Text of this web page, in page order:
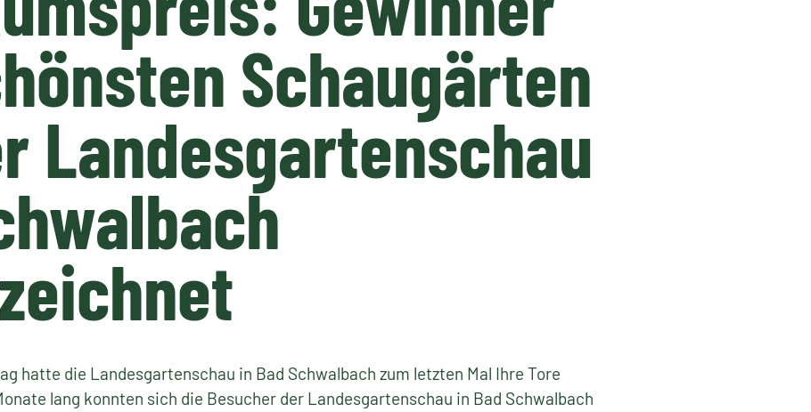
Schaugärten
Landesgartenschau
hatte die Landesgartenschau in Bad Schwalbach zum letzten Mal Ihre Tore
lang konnten sich die Besucher der Landesgartenschau in Bad Schwalbach